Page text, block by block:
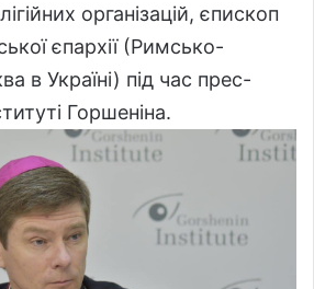
організацій, єпископ
єпархії (Римсько-
в Україні) під час прес-
Горшеніна.